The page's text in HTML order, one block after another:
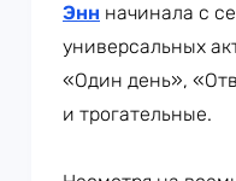
Энн начинала с
универсальных
«Один день»,
и трогательные.